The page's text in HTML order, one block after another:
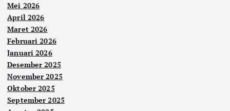
Mei 2026
April 2026
Maret 2026
Februari 2026
Januari 2026
Desember 2025
November 2025
Oktober 2025
September 2025